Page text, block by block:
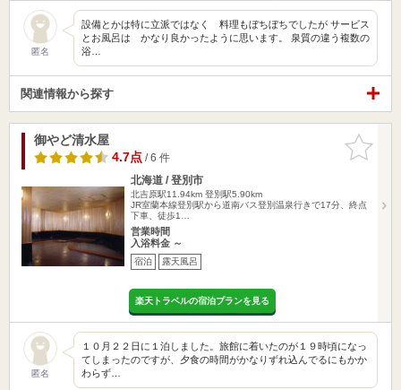
匿名
設備とかは特に立派ではなく 料理もぼちぼちでしたが サービス
とお風呂は かなり良かったように思います。 泉質の違う複数の
浴…
関連情報から探す
お気に入
りに追加
御やど清水屋
4.7点/ 6 件
北海道 / 登別市
北吉原駅11.94km 登別駅5.90km
JR室蘭本線登別駅から道南バス登別温泉行きで17分、終点
下車、徒歩1…
営業時間
入浴料金 ～
宿泊 露天風呂
楽天トラベルの宿泊プランを見る
匿名
１０月２２日に１泊しました。旅館に着いたのが１９時頃になっ
てしまったのですが、夕食の時間がかなりずれ込んでるにもかか
わらず…